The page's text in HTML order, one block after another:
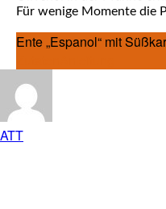
Für weni­ge Momen­te die
Ente „Espa­nol“ mit
ATT